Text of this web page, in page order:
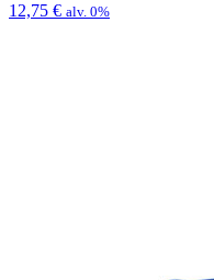
12,75 € alv. 0%